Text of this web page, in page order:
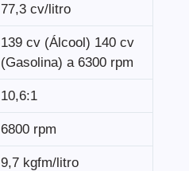
77,3 cv/litro
139 cv (Álcool) 140 cv
(Gasolina) a 6300 rpm
10,6:1
6800 rpm
9,7 kgfm/litro